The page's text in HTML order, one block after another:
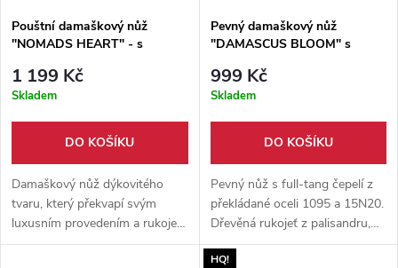
Pouštní damaškový nůž
"NOMADS HEART" - s
1 199 Kč
Skladem
DO KOŠÍKU
Damaškový nůž dýkovitého
tvaru, který překvapí svým
luxusním provedením a rukojetí
tvořenou velbloudí kostí a
Pevný damaškový nůž
"DAMASCUS BLOOM" s
999 Kč
Skladem
DO KOŠÍKU
Pevný nůž s full-tang čepelí z
překládané oceli 1095 a 15N20.
Dřevěná rukojeť z palisandru,
dodáváno s pouzdrem z pevné
hovězí kůže.
HQ!